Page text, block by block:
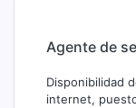
Agente de
Disponibilidad
internet,